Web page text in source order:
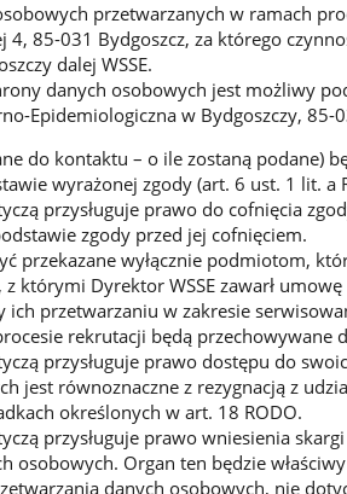
przetwarzanych w ramach
4, 85-031 Bydgoszcz, za którego
dalej WSSE.
danych osobowych jest możliwy
Epidemiologiczna w Bydgoszczy,
do kontaktu – o ile zostaną podane)
wyrażonej zgody (art. 6 ust. 1 lit. a
przysługuje prawo do cofnięcia
zgody przed jej cofnięciem.
przekazane wyłącznie podmiotom,
którymi Dyrektor WSSE zawarł
ich przetwarzaniu w zakresie
rekrutacji będą przechowywane
przysługuje prawo dostępu do
jest równoznaczne z rezygnacją z
określonych w art. 18 RODO.
przysługuje prawo wniesienia
osobowych. Organ ten będzie
danych osobowych, nie